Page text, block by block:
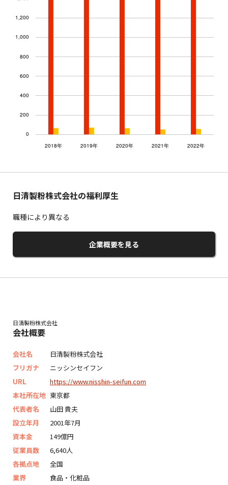
日清製粉株式会社の福利厚生
職種により異なる
企業概要を見る
日清製粉株式会社
会社概要
会社名
日清製粉株式会社
フリガナ
ニッシンセイフン
URL
https://www.nisshin-seifun.com
本社所在地 東京都
代表者名
山田 貴夫
設立年月
2001年7月
資本金
149億円
従業員数
6,640人
各拠点地
全国
業界
食品・化粧品